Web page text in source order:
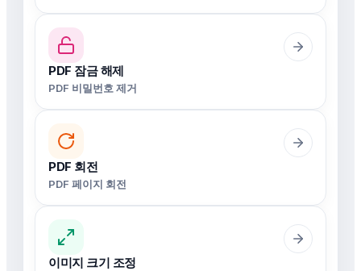
PDF 잠금 해제
PDF 비밀번호 제거
PDF 회전
PDF 페이지 회전
이미지 크기 조정